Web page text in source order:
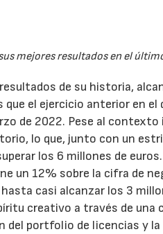
mejores resultados en el
de su historia,
el ejercicio anterior en el
de 2022. Pese al contexto
lo que, junto con un
los 6 millones de
un 12% sobre la cifra de
casi alcanzar los 3
creativo a través de una
del portfolio de licencias y